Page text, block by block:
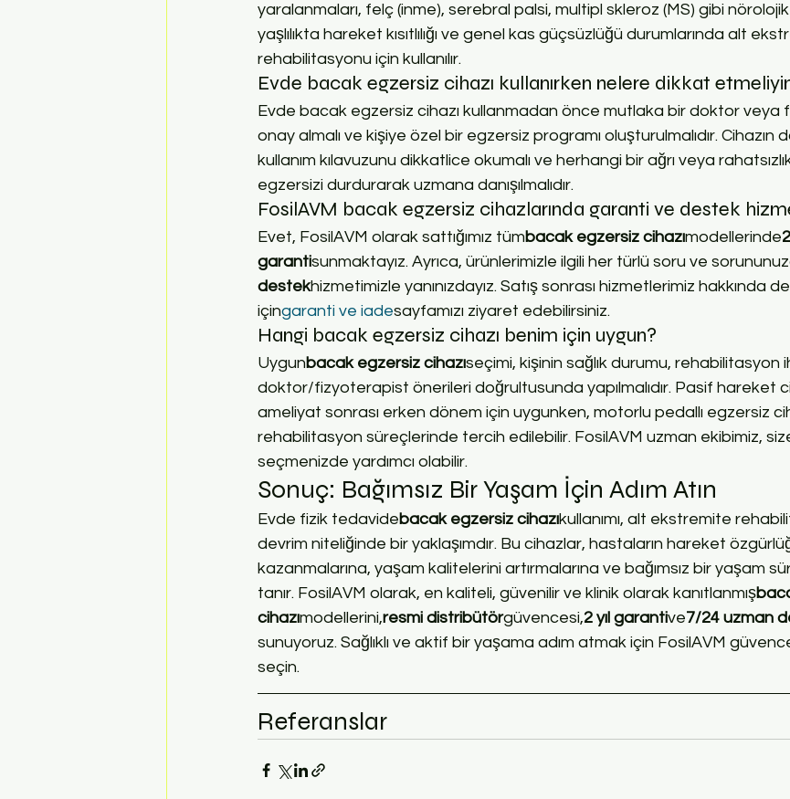
yaralanmaları, felç (inme), serebral palsi, multipl skleroz (MS) gibi
yaşlılıkta hareket kısıtlılığı ve genel kas güçsüzlüğü durumlarında alt
rehabilitasyonu için kullanılır.
Evde bacak egzersiz cihazı kullanırken nelere dikkat
Evde bacak egzersiz cihazı kullanmadan önce mutlaka bir doktor
onay almalı ve kişiye özel bir egzersiz programı oluşturulmalıdır. Cihazın
kullanım kılavuzunu dikkatlice okumalı ve herhangi bir ağrı veya
egzersizi durdurarak uzmana danışılmalıdır.
FosilAVM bacak egzersiz cihazlarında garanti ve destek
Evet, FosilAVM olarak sattığımız tümbacak egzersiz cihazımodellerinde
garantisunmaktayız. Ayrıca, ürünlerimizle ilgili her türlü soru ve
destekhizmetimizle yanınızdayız. Satış sonrası hizmetlerimiz hakkında
içingaranti ve iadesayfamızı ziyaret edebilirsiniz.
Hangi bacak egzersiz cihazı benim için uygun?
Uygunbacak egzersiz cihazıseçimi, kişinin sağlık durumu, rehabilitasyon
doktor/fizyoterapist önerileri doğrultusunda yapılmalıdır. Pasif hareket
ameliyat sonrası erken dönem için uygunken, motorlu pedallı egzersiz
rehabilitasyon süreçlerinde tercih edilebilir. FosilAVM uzman ekibimiz,
seçmenizde yardımcı olabilir.
Sonuç: Bağımsız Bir Yaşam İçin Adım Atın
Evde fizik tedavidebacak egzersiz cihazıkullanımı, alt ekstremite
devrim niteliğinde bir yaklaşımdır. Bu cihazlar, hastaların hareket
kazanmalarına, yaşam kalitelerini artırmalarına ve bağımsız bir yaşam
tanır. FosilAVM olarak, en kaliteli, güvenilir ve klinik olarak kanıtlanmış
cihazımodellerini,resmi distribütörgüvencesi,2 yıl garantive7/24 uzman
sunuyoruz. Sağlıklı ve aktif bir yaşama adım atmak için FosilAVM
seçin.
Referanslar